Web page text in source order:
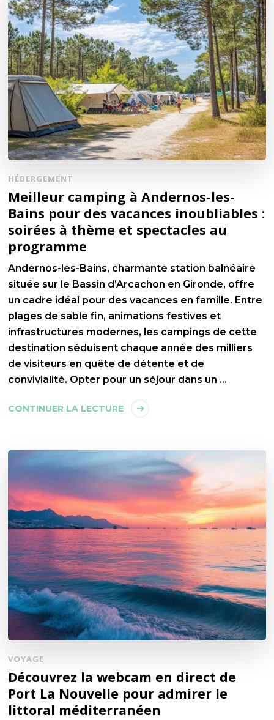
HÉBERGEMENT
Meilleur camping à Andernos-les-
Bains pour des vacances inoubliables :
soirées à thème et spectacles au
programme
Andernos-les-Bains, charmante station balnéaire
située sur le Bassin d’Arcachon en Gironde, offre
un cadre idéal pour des vacances en famille. Entre
plages de sable fin, animations festives et
infrastructures modernes, les campings de cette
destination séduisent chaque année des milliers
de visiteurs en quête de détente et de
convivialité. Opter pour un séjour dans un …
CONTINUER LA LECTURE
VOYAGE
Découvrez la webcam en direct de
Port La Nouvelle pour admirer le
littoral méditerranéen